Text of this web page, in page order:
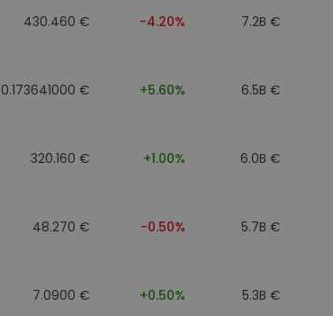
430.460 € -4.20% 7.2B €
0.173641000 € +5.60% 6.5B €
320.160 € +1.00% 6.0B €
48.270 € -0.50% 5.7B €
7.0900 € +0.50% 5.3B €